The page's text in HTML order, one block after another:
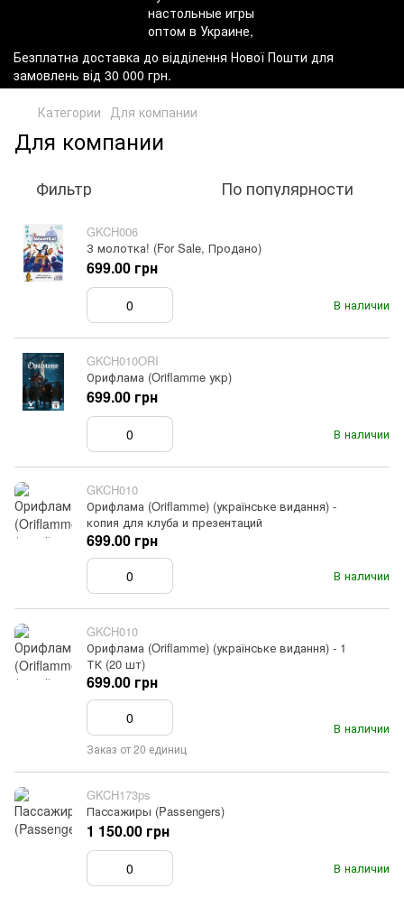
Безплатна доставка до відділення Нової Пошти для
замовлень від 30 000 грн.
Категории Для компании
Для компании
Фильтр По популярности
GKCH006
З молотка! (For Sale, Продано)
В наличии
699.00 грн
GKCH010ORI
Орифлама (Oriflamme укр)
В наличии
699.00 грн
GKCH010
Орифлама (Oriflamme) (українське видання) -
копия для клуба и презентаций
В наличии
699.00 грн
GKCH010
Орифлама (Oriflamme) (українське видання) - 1
ТК (20 шт)
В наличии
699.00 грн
Заказ от 20 единиц
GKCH173ps
Пасcажиры (Passengers)
В наличии
1 150.00 грн